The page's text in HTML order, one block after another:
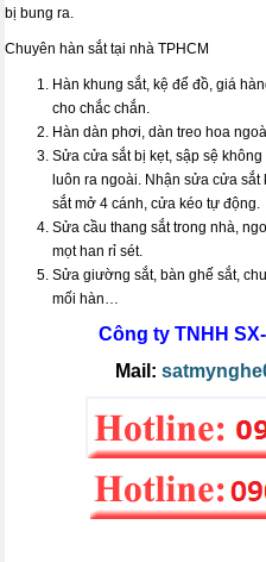
bị bung ra.
Chuyên hàn sắt tại nhà TPHCM
Hàn khung sắt, kệ để đồ, giá
cho chắc chắn.
Hàn dàn phơi, dàn treo hoa
Sửa cửa sắt bị kẹt, sập sệ
luôn ra ngoài. Nhận sửa cửa
sắt mở 4 cánh, cửa kéo tự động.
Sửa cầu thang sắt trong nhà,
mọt han rỉ sét.
Sửa giường sắt, bàn ghế sắt,
mối hàn…
Công ty TNHH
Mail: